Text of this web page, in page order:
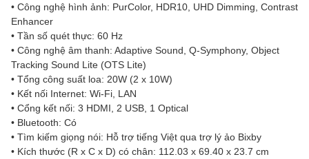
• Công nghệ hình ảnh: PurColor, HDR10, UHD Dimming, Contrast
Enhancer
• Tần số quét thực: 60 Hz
• Công nghệ âm thanh: Adaptive Sound, Q-Symphony, Object
Tracking Sound Lite (OTS Lite)
• Tổng công suất loa: 20W (2 x 10W)
• Kết nối Internet: Wi-Fi, LAN
• Cổng kết nối: 3 HDMI, 2 USB, 1 Optical
• Bluetooth: Có
• Tìm kiếm giọng nói: Hỗ trợ tiếng Việt qua trợ lý ảo Bixby
• Kích thước (R x C x D) có chân: 112.03 x 69.40 x 23.7 cm